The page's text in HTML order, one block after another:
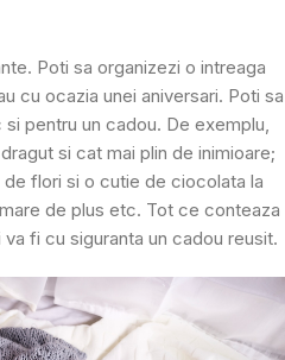
Poti sa organizezi o intreaga
cu ocazia unei aniversari. Poti sa
pentru un cadou. De exemplu,
si cat mai plin de inimioare;
flori si o cutie de ciocolata la
de plus etc. Tot ce conteaza
fi cu siguranta un cadou reusit.